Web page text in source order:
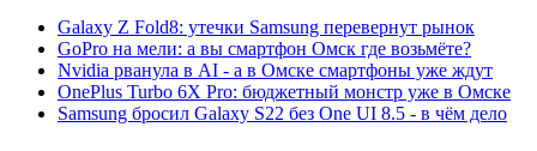
Galaxy Z Fold8: утечки Samsung перевернут рынок
GoPro на мели: а вы смартфон Омск где возьмёте?
Nvidia рванула в AI - а в Омске смартфоны уже ждут
OnePlus Turbo 6X Pro: бюджетный монстр уже в Омске
Samsung бросил Galaxy S22 без One UI 8.5 - в чём дело